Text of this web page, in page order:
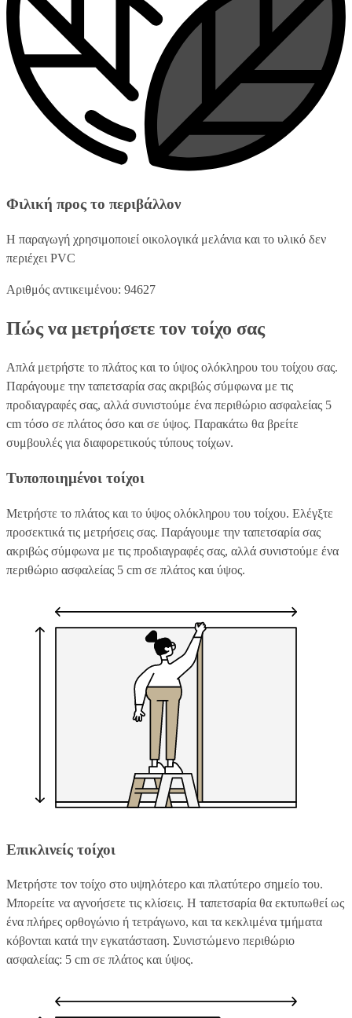
Φιλική προς το περιβάλλον
Η παραγωγή χρησιμοποιεί οικολογικά μελάνια και το υλικό δεν
περιέχει PVC
Αριθμός αντικειμένου: 94627
Πώς να μετρήσετε τον τοίχο σας
Απλά μετρήστε το πλάτος και το ύψος ολόκληρου του τοίχου σας.
Παράγουμε την ταπετσαρία σας ακριβώς σύμφωνα με τις
προδιαγραφές σας, αλλά συνιστούμε ένα περιθώριο ασφαλείας 5
cm τόσο σε πλάτος όσο και σε ύψος. Παρακάτω θα βρείτε
συμβουλές για διαφορετικούς τύπους τοίχων.
Τυποποιημένοι τοίχοι
Μετρήστε το πλάτος και το ύψος ολόκληρου του τοίχου. Ελέγξτε
προσεκτικά τις μετρήσεις σας. Παράγουμε την ταπετσαρία σας
ακριβώς σύμφωνα με τις προδιαγραφές σας, αλλά συνιστούμε ένα
περιθώριο ασφαλείας 5 cm σε πλάτος και ύψος.
Επικλινείς τοίχοι
Μετρήστε τον τοίχο στο υψηλότερο και πλατύτερο σημείο του.
Μπορείτε να αγνοήσετε τις κλίσεις. Η ταπετσαρία θα εκτυπωθεί ως
ένα πλήρες ορθογώνιο ή τετράγωνο, και τα κεκλιμένα τμήματα
κόβονται κατά την εγκατάσταση. Συνιστώμενο περιθώριο
ασφαλείας: 5 cm σε πλάτος και ύψος.